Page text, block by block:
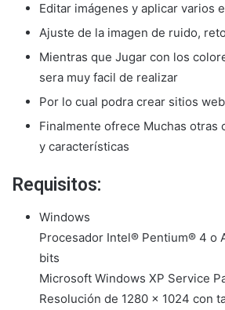
Editar imágenes y aplicar varios
Ajuste de la imagen de ruido,
Mientras que Jugar con los
sera muy facil de realizar
Por lo cual podra crear sitios
Finalmente ofrece Muchas otras
y características
Requisitos:
Windows
Procesador Intel® Pentium® 4 o
bits
Microsoft Windows XP Service
Resolución de 1280 x 1024 con